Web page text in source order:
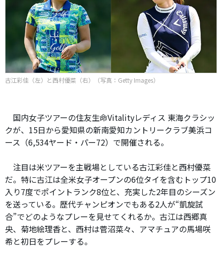
古江彩佳（左）と西村優菜（右）（写真：Getty Images）
国内女子ツアーの住友生命Vitalityレディス 東海クラシッ
クが、15日から愛知県の新南愛知カントリークラブ美浜コ
ース（6,534ヤード・パー72）で開催される。
注目は米ツアーを主戦場としている古江彩佳と西村優菜
だ。特に古江は全米女子オープンの6位タイを含むトップ10
入り7度でポイントランク8位と、充実した2年目のシーズン
を送っている。歴代チャンピオンでもある2人が“凱旋試
合”でどのようなプレーを見せてくれるか。古江は西郷真
央、菊地絵理香と、西村は菅沼菜々、アマチュアの馬場咲
希と初日をプレーする。